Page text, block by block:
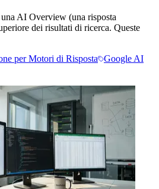
AI Overview (una risposta
dei risultati di ricerca. Queste
per Motori di Risposta
Google AI